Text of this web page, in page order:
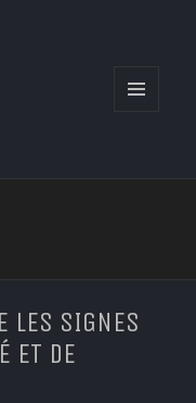
LES SIGNES
ET DE